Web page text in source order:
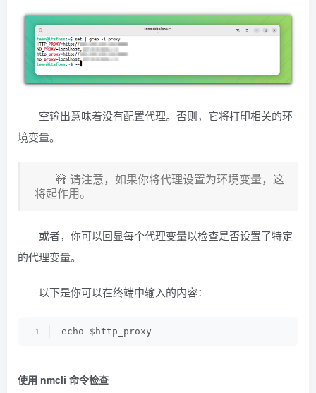
空输出意味着没有配置代理。否则，它将打印相关的环
境变量。
🚧 请注意，如果你将代理设置为环境变量，这
将起作用。
或者，你可以回显每个代理变量以检查是否设置了特定
的代理变量。
以下是你可以在终端中输入的内容：
echo $http_proxy
使用 nmcli 命令检查